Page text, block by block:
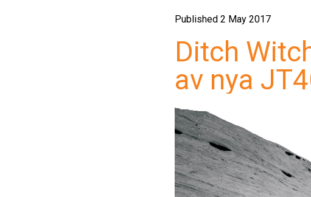
MIXERSYSTEM
VAKUUMGRÄVARE
Published 2 May 2017
Ditch
av nya